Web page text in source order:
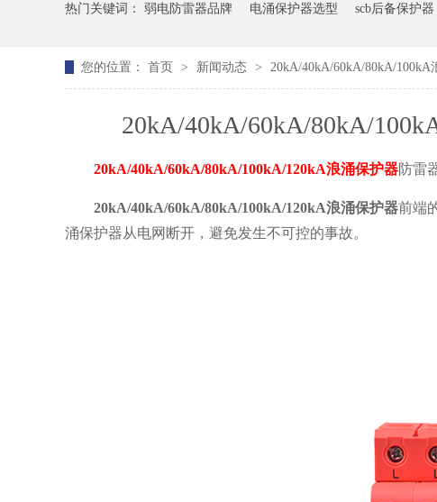
热门关键词： 弱电防雷器品牌 电涌保护器选型 scb后备保护器
您的位置： 首页 > 新闻动态 > 20kA/40kA/60kA/80kA/100kA
20kA/40kA/60kA/80kA/
20kA/40kA/60kA/80kA/100kA/120kA浪涌保护器防雷
20kA/40kA/60kA/80kA/100kA/120kA浪涌保护器前端
涌保护器从电网断开，避免发生不可控的事故。